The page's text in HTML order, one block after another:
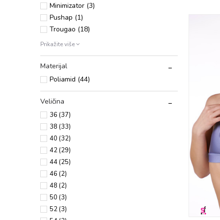
Minimizatоr (3)
Pushap (1)
Trоugaо (18)
Prikažite više
Materijal
Poliamid (44)
Veličina
36 (37)
38 (33)
40 (32)
42(29)
44(25)
46 (2)
48 (2)
50 (3)
52(3)